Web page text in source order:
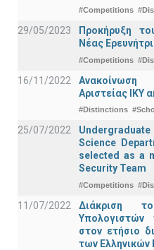
#Competitions
29/05/2023
Προκήρυξη
Νέας
#Competitions
16/11/2022
Ανακοίνωση
Αριστείας ΙΚΥ
#Distinctions
25/07/2022
Science
selected as a
Security Team
#Competitions
11/07/2022
Διάκριση
Υπολογιστών
στον ετήσιο
των Ελληνικών